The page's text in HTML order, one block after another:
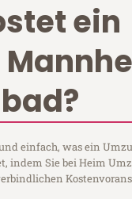
ein
einfach, was ein
indem Sie bei Heim